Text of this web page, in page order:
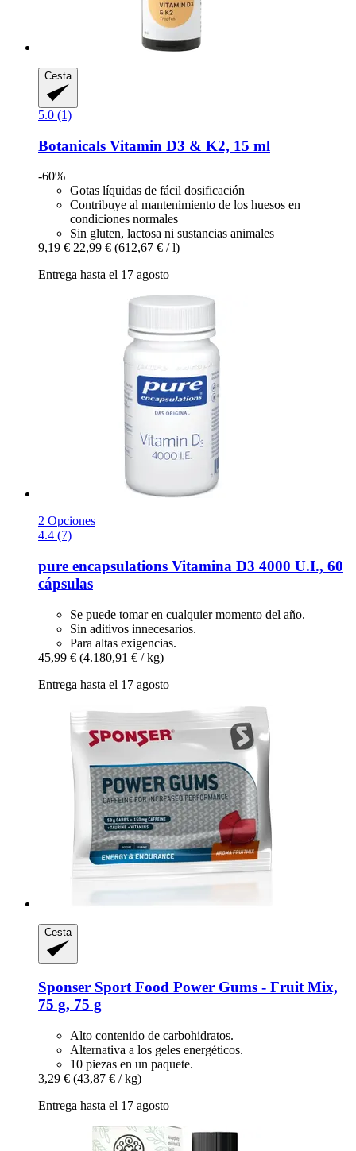
Cesta
5.0 (1)
Botanicals Vitamin D3 & K2, 15 ml
-60%
Gotas líquidas de fácil dosificación
Contribuye al mantenimiento de los huesos en
condiciones normales
Sin gluten, lactosa ni sustancias animales
9,19 € 22,99 € (612,67 € / l)
Entrega hasta el 17 agosto
2 Opciones
4.4 (7)
pure encapsulations Vitamina D3 4000 U.I., 60
cápsulas
Se puede tomar en cualquier momento del año.
Sin aditivos innecesarios.
Para altas exigencias.
45,99 € (4.180,91 € / kg)
Entrega hasta el 17 agosto
Cesta
Sponser Sport Food Power Gums -​ Fruit Mix,
75 g, 75 g
Alto contenido de carbohidratos.
Alternativa a los geles energéticos.
10 piezas en un paquete.
3,29 € (43,87 € / kg)
Entrega hasta el 17 agosto